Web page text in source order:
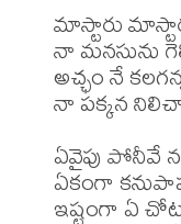
మాస్టారు
నా మనసును
అచ్ఛం నే
నా పక్కన
ఏవైపు పోనీవే
ఏకంగా
ఇష్టంగా ఏ చోట